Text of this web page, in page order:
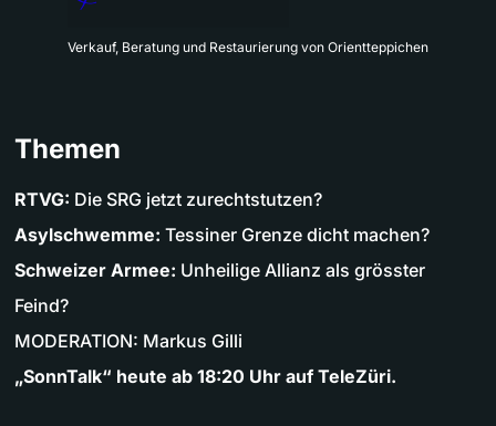
Verkauf, Beratung und Restaurierung von Orientteppichen
Themen
RTVG: Die SRG jetzt zurechtstutzen?
Asylschwemme: Tessiner Grenze dicht machen?
Schweizer Armee: Unheilige Allianz als grösster
Feind?
MODERATION: Markus Gilli
„SonnTalk“ heute ab 18:20 Uhr auf TeleZüri.